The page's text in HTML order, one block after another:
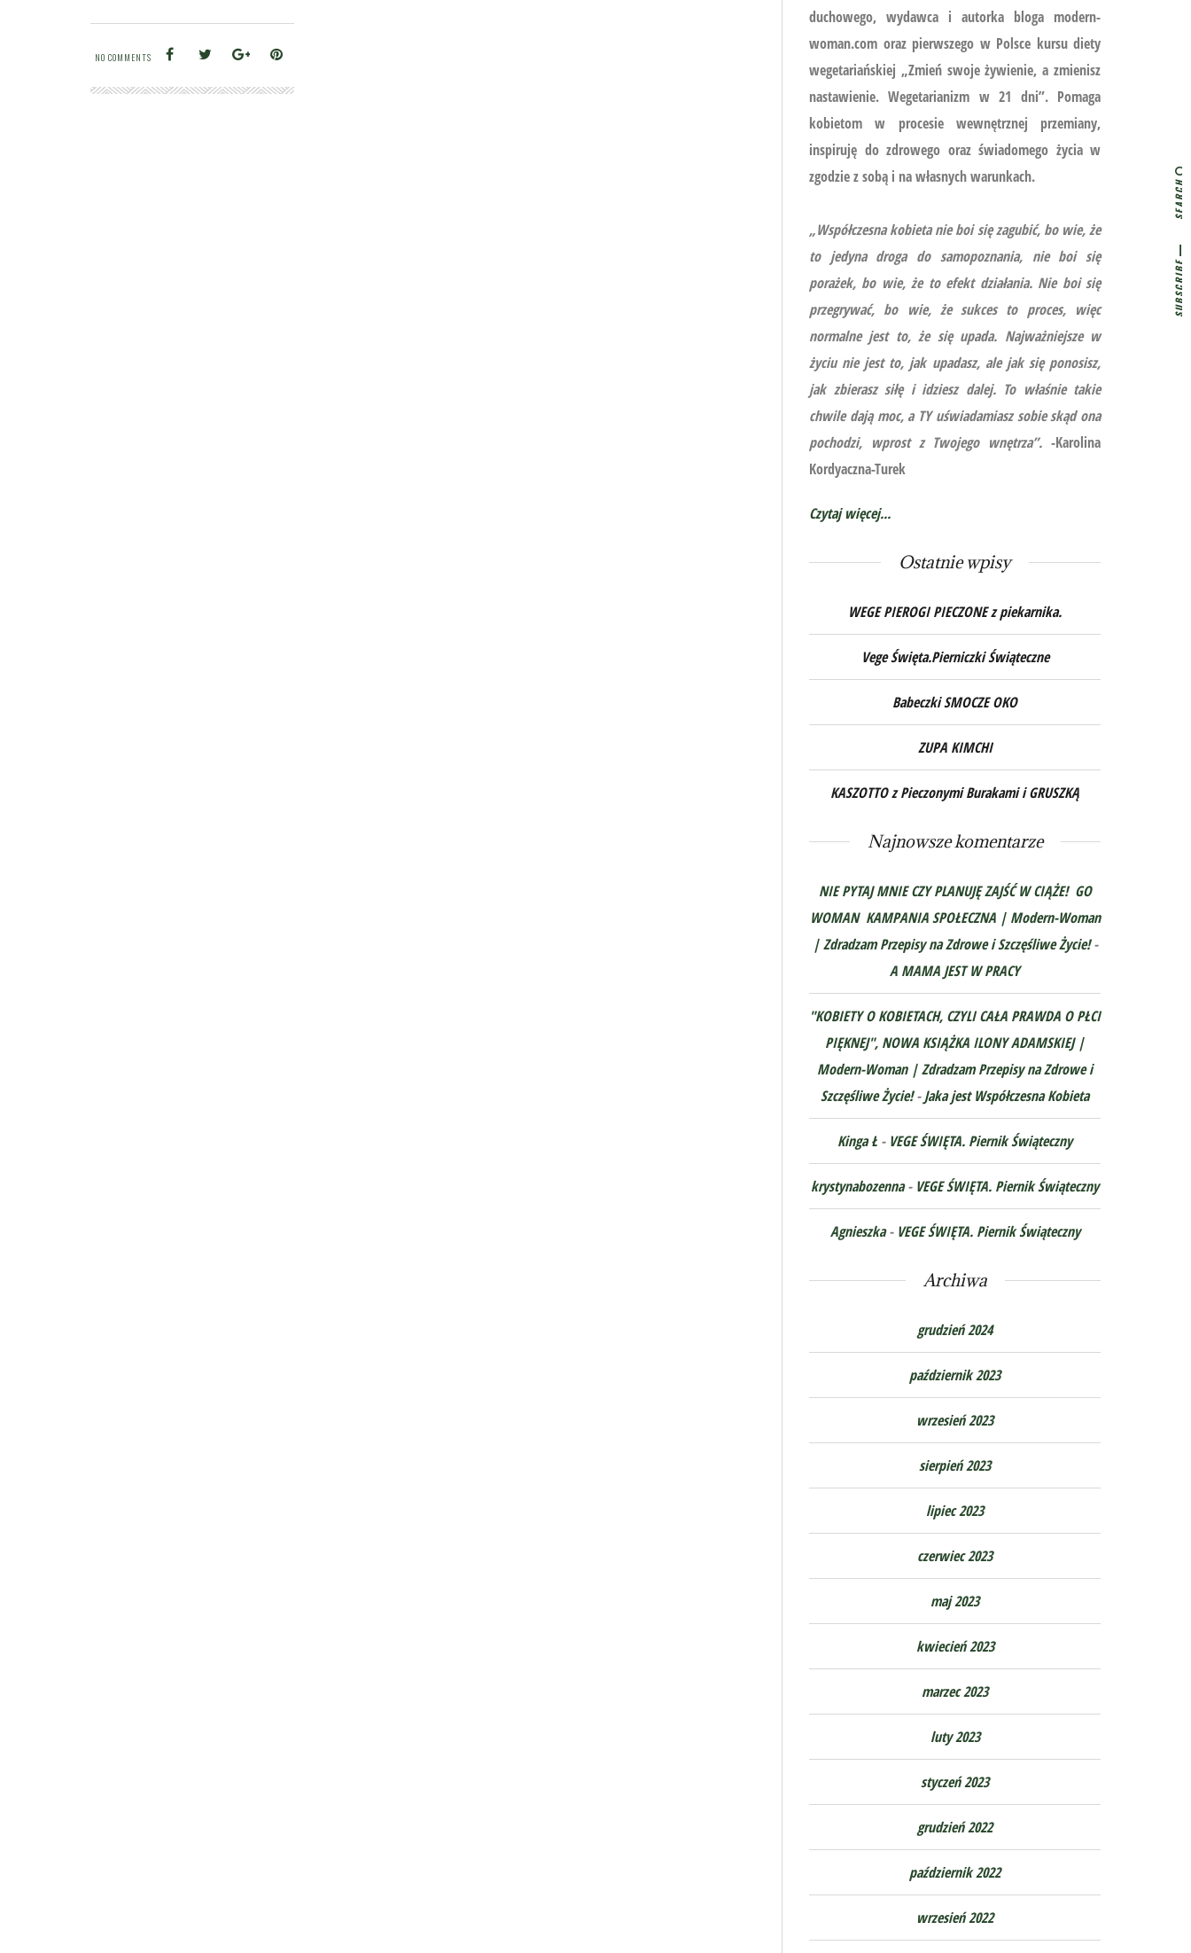
NO COMMENTS
duchowego, wydawca i autorka bloga modern-
woman.com oraz pierwszego w Polsce kursu diety
wegetariańskiej „Zmień swoje żywienie, a zmienisz
nastawienie. Wegetarianizm w 21 dni”.Pomaga
kobietom w procesie wewnętrznej przemiany,
inspiruję do zdrowego oraz świadomego życia w
zgodzie z sobą i na własnych warunkach.
„Współczesna kobieta nie boi się zagubić, bo wie, że
to jedyna droga do samopoznania, nie boi się
porażek, bo wie, że to efekt działania. Nie boi się
przegrywać, bo wie, że sukces to proces, więc
normalne jest to, że się upada. Najważniejsze w
życiu nie jest to, jak upadasz, ale jak się ponosisz,
jak zbierasz siłę i idziesz dalej. To właśnie takie
chwile dają moc, a TY uświadamiasz sobie skąd ona
pochodzi, wprost z Twojego wnętrza”. -Karolina
Kordyaczna-Turek
Czytaj więcej...
Ostatnie wpisy
WEGE PIEROGI PIECZONE z piekarnika.
Vege Święta.Pierniczki Świąteczne
Babeczki SMOCZE OKO
ZUPA KIMCHI
KASZOTTO z Pieczonymi Burakami i GRUSZKĄ
Najnowsze komentarze
NIE PYTAJ MNIE CZY PLANUJĘ ZAJŚĆ W CIĄŻE! GO
WOMAN KAMPANIA SPOŁECZNA | Modern-Woman
| Zdradzam Przepisy na Zdrowe i Szczęśliwe Życie!-
A MAMA JEST W PRACY
"KOBIETY O KOBIETACH, CZYLI CAŁA PRAWDA O PŁCI
PIĘKNEJ", NOWA KSIĄŻKA ILONY ADAMSKIEJ |
Modern-Woman | Zdradzam Przepisy na Zdrowe i
Szczęśliwe Życie!-Jaka jest Współczesna Kobieta
Kinga Ł - VEGE ŚWIĘTA. Piernik Świąteczny
krystynabozenna- VEGE ŚWIĘTA. Piernik Świąteczny
Agnieszka- VEGE ŚWIĘTA. Piernik Świąteczny
Archiwa
grudzień 2024
październik 2023
wrzesień 2023
sierpień 2023
lipiec 2023
czerwiec 2023
maj 2023
kwiecień 2023
marzec 2023
luty 2023
styczeń 2023
grudzień 2022
październik 2022
wrzesień 2022
SEARCH
SUBSCRIBE